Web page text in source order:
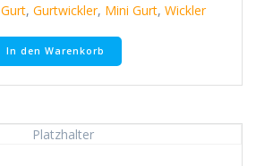
Gurt, Gurtwickler, Mini Gurt, Wickler
In den Warenkorb